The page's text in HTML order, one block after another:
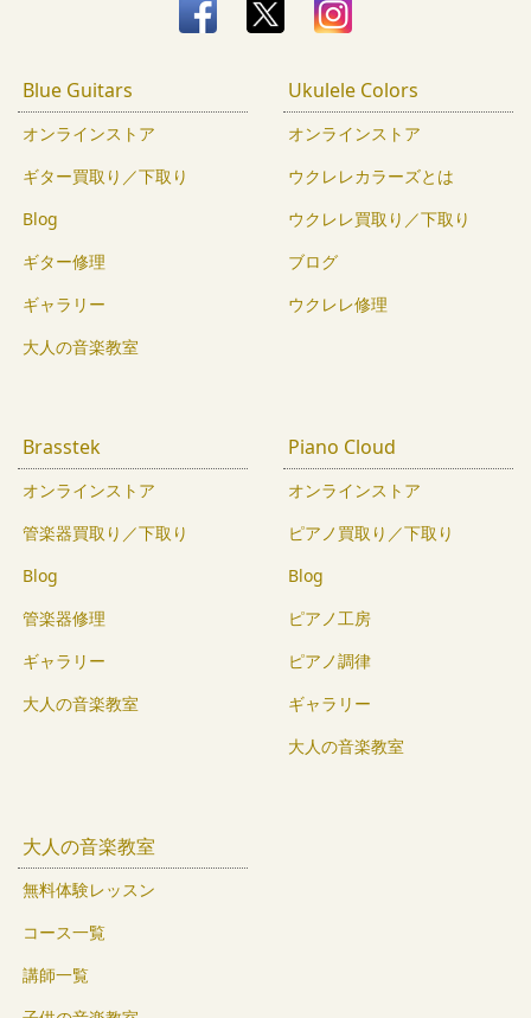
Blue Guitars
オンラインストア
ギター買取り／下取り
Blog
ギター修理
ギャラリー
大人の音楽教室
Ukulele Colors
オンラインストア
ウクレレカラーズとは
ウクレレ買取り／下取り
ブログ
ウクレレ修理
Brasstek
オンラインストア
管楽器買取り／下取り
Blog
管楽器修理
ギャラリー
大人の音楽教室
Piano Cloud
オンラインストア
ピアノ買取り／下取り
Blog
ピアノ工房
ピアノ調律
ギャラリー
大人の音楽教室
大人の音楽教室
無料体験レッスン
コース一覧
講師一覧